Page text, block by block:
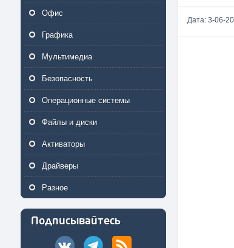
Офис
Графика
Мультимедиа
Безопасность
Операционные системы
Файлы и диски
Активаторы
Драйверы
Разное
Подписывайтесь
Дата:3-06-